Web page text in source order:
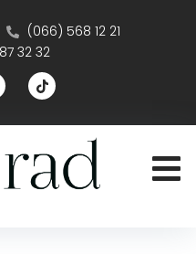
(066) 568 12 21
32 32